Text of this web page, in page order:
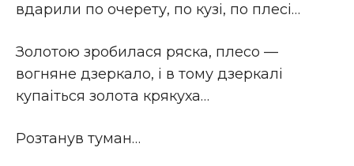
вдарили по очерету, по кузi, по плесi…
Золотою зробилася ряска, плесо —
вогняне дзеркало, i в тому дзеркалi
купаіться золота крякуха…
Розтанув туман…